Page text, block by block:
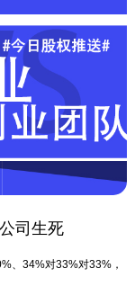
司生死
、34%对33%对33%，